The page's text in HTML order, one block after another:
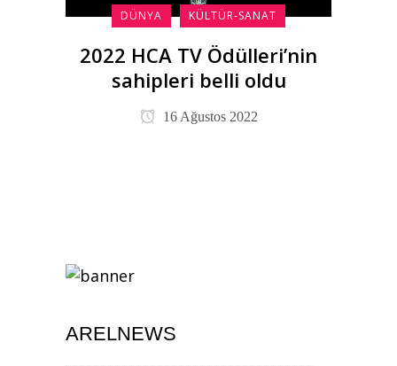
DÜNYA KÜLTÜR-SANAT
2022 HCA TV Ödülleri’nin
sahipleri belli oldu
16 Ağustos 2022
ARELNEWS